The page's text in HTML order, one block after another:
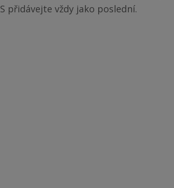
přidávejte vždy jako poslední.